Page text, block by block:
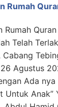
Rumah
Rumah
Telah
Cabang
26 Agustus
Ada nya
Untuk